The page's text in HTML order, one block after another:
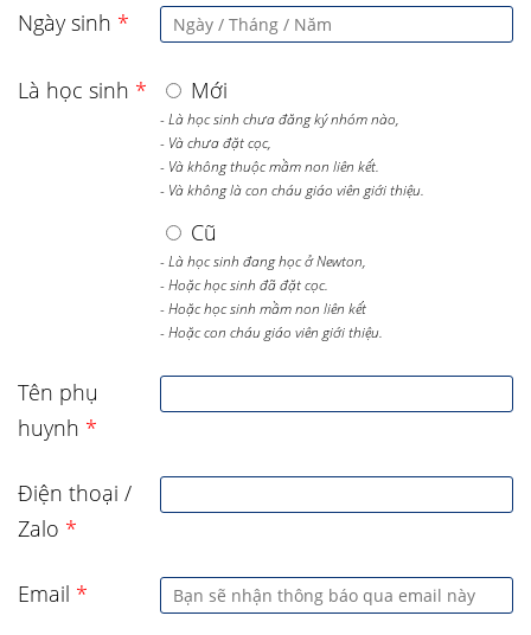
Ngày sinh *
Là học sinh * Mới
- Là học sinh chưa đăng ký nhóm nào,
- Và chưa đặt cọc,
- Và không thuộc mầm non liên kết.
- Và không là con cháu giáo viên giới thiệu.
Cũ
- Là học sinh đang học ở Newton,
- Hoặc học sinh đã đặt cọc.
- Hoặc học sinh mầm non liên kết
- Hoặc con cháu giáo viên giới thiệu.
Tên phụ
huynh *
Điện thoại /
Zalo *
Email *